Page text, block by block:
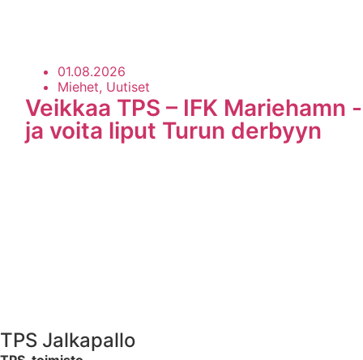
01.08.2026
Miehet, Uutiset
Veikkaa TPS – IFK
ja voita liput Turun derbyyn
TPS Jalkapallo